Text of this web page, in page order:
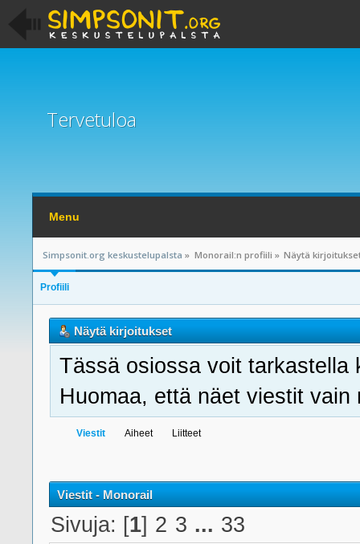
Tervetuloa
Menu
Simpsonit.org keskustelupalsta » Monorail:n profiili » Näytä
Profiili
Näytä kirjoitukset
Tässä osiossa voit tarkastella
Huomaa, että näet viestit
Viestit Aiheet Liitteet
Viestit - Monorail
Sivuja: [1] 2 3 ... 33